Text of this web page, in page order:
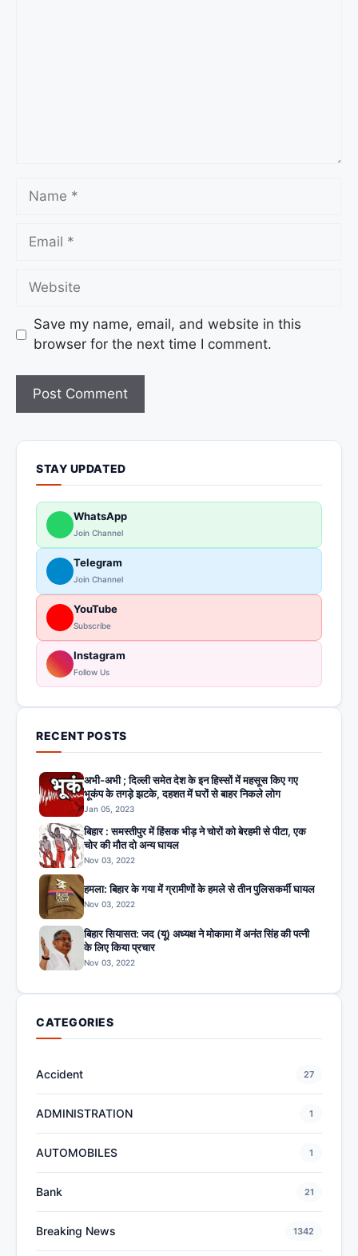
Save my name, email, and website in this
browser for the next time I comment.
STAY UPDATED
WhatsApp
Join Channel
Telegram
Join Channel
YouTube
Subscribe
Instagram
Follow Us
RECENT POSTS
अभी-अभी ; दिल्ली समेत देश के इन हिस्सों में महसूस किए गए
भूकंप के तगड़े झटके, दहशत में घरों से बाहर निकले लोग
Jan 05, 2023
बिहार : समस्तीपुर में हिंसक भीड़ ने चोरों को बेरहमी से पीटा, एक
चोर की मौत दो अन्य घायल
Nov 03, 2022
हमला: बिहार के गया में ग्रामीणों के हमले से तीन पुलिसकर्मी घायल
Nov 03, 2022
बिहार सियासत: जद (यू) अध्यक्ष ने मोकामा में अनंत सिंह की पत्नी
के लिए किया प्रचार
Nov 03, 2022
CATEGORIES
Accident 27
ADMINISTRATION 1
AUTOMOBILES 1
Bank 21
Breaking News 1342